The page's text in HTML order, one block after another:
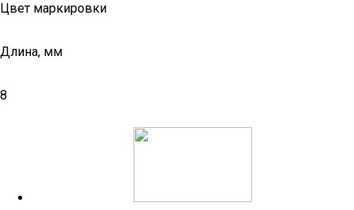
Цвет маркировки
Длина, мм
8